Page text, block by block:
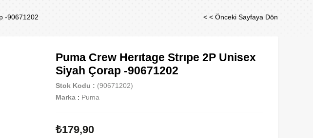
-90671202 < < Önceki Sayfaya Dön
Puma Crew Herıtage Strıpe 2P Unisex
Siyah Çorap -90671202
Stok Kodu
(90671202)
Marka : Puma
₺179,90